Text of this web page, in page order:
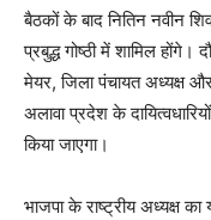
बैठकों के बाद नितिन नवीन
प्रबुद्ध गोष्ठी में शामिल होंगे।
मेयर, जिला पंचायत अध्यक्ष
अलावा प्रदेश के
किया जाएगा।
भाजपा के राष्ट्रीय अध्यक्ष